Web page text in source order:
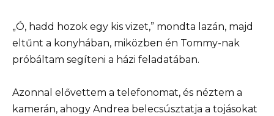
„Ó, hadd hozok egy kis vizet,” mondta lazán, majd
eltűnt a konyhában, miközben én Tommy-nak
próbáltam segíteni a házi feladatában.
Azonnal elővettem a telefonomat, és néztem a
kamerán, ahogy Andrea belecsúsztatja a tojásokat